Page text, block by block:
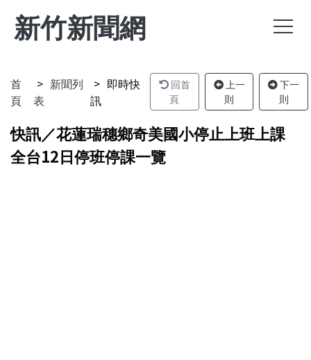
新竹新聞網
首
頁
新聞列
表
即時快
訊
回首
頁
上一
則
下一
則
快訊／花蓮瑞穗鄉奇美國小停止上班上課
全台12日停班停課一覽